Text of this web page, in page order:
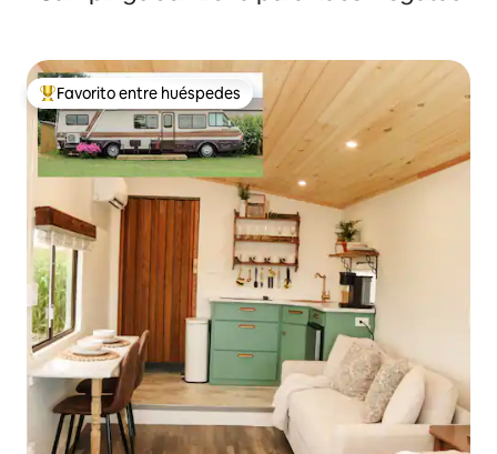
De los mejores en Favorito entre huéspedes
Favorito entre huéspedes